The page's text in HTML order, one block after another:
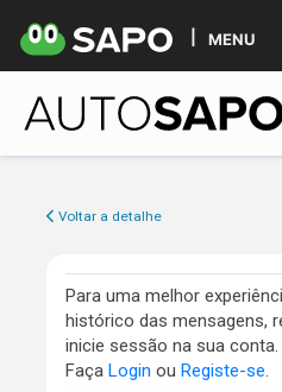
MENU
Voltar a detalhe
Para uma melhor
histórico das mensagens,
inicie sessão na sua conta.
Faça Login ou Registe-se.